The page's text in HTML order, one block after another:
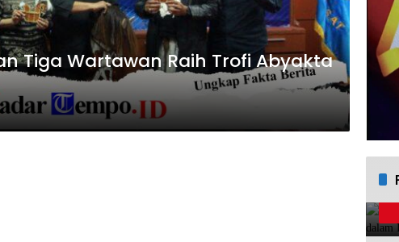
Tiga Wartawan Raih Trofi Abyakta